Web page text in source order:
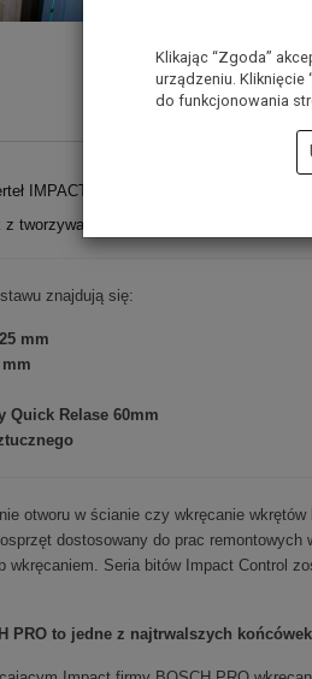
IMPACT BOSCH PRO
tworzywa sztucznego.
znajdują się:
mm
Quick Relase 60mm
otworu w ścianie czy wkręcanie
dostosowany do prac
wkręcaniem. Seria bitów Impact Control
PRO to jedne z najtrwalszych
Klikając “Zgoda”
urządzeniu. Kliknięcie
do funkcjonowania